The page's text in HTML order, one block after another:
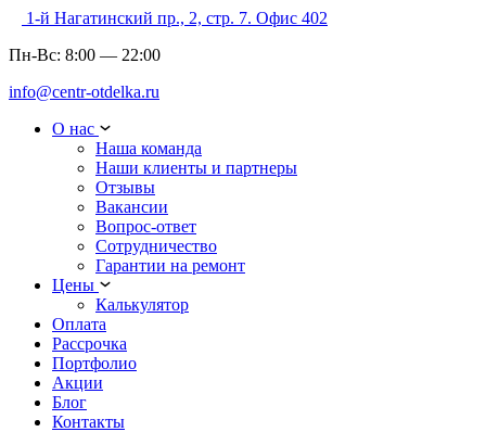
1-й Нагатинский пр., 2, стр. 7. Офис 402
Пн-Вс: 8:00 — 22:00
info@centr-otdelka.ru
О нас
Наша команда
Наши клиенты и партнеры
Отзывы
Вакансии
Вопрос-ответ
Сотрудничество
Гарантии на ремонт
Цены
Калькулятор
Оплата
Рассрочка
Портфолио
Акции
Блог
Контакты